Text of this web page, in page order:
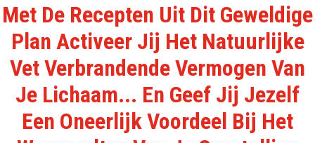
Met De Recepten Uit Dit Geweldige
Plan Activeer Jij Het Natuurlijke
Vet Verbrandende Vermogen Van
Je Lichaam... En Geef Jij Jezelf
Een Oneerlijk Voordeel Bij Het